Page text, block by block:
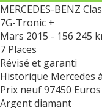
MERCEDES-BENZ
7G-Tronic +
Mars 2015 - 156 245
7 Places
Révisé et garanti
Historique Mercedes
Prix neuf 97450 Euros
Argent diamant